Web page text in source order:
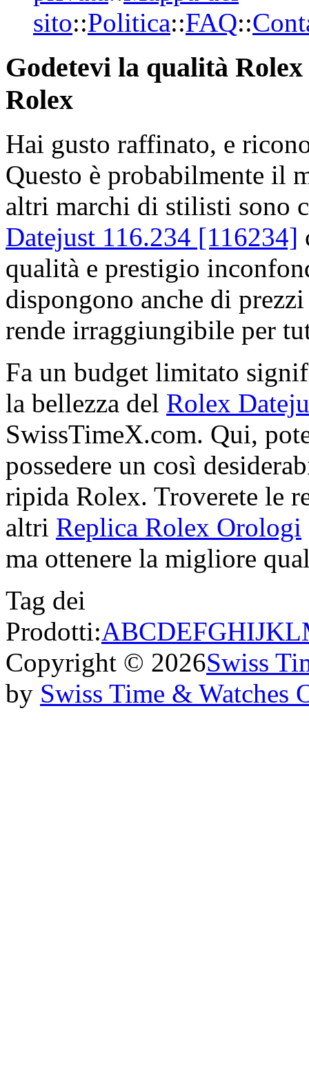
sito::Politica::FAQ::
Godetevi la qualità
Rolex
Hai gusto raffinato, e
Questo è probabilmente il
altri marchi di stilisti sono
Datejust 116.234 [116234]
qualità e prestigio
dispongono anche di
rende irraggiungibile per
Fa un budget limitato
la bellezza del Rolex
SwissTimeX.com. Qui,
possedere un così
ripida Rolex. Troverete le
altri Replica Rolex Orologi
ma ottenere la migliore
Tag dei
Prodotti:ABCDEFGHIJKL
Copyright © 2026Swiss
by Swiss Time & Watches